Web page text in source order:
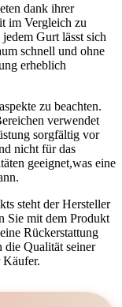
dank ihrer
im Vergleich zu
Gurt lässt sich
schnell und ohne
erheblich
zu beachten.
verwendet
sorgfältig vor
nicht für das
geeignet,was eine
steht der Hersteller
Sie mit dem​ Produkt
Rückerstattung
die Qualität seiner
Käufer.